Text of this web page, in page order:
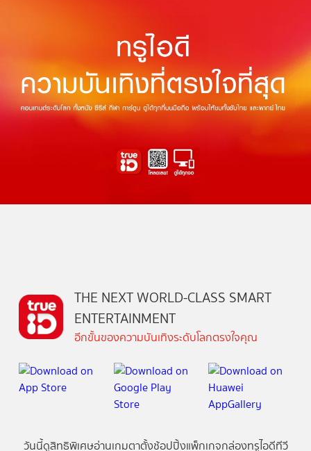
THE NEXT WORLD-CLASS SMART
ENTERTAINMENT
อีกขั้นของความบันเทิงระดับโลกตรงใจคุณ
วันนี้ดูสิทธิพิเศษอ่านเกมตาตั้งช้อปปิ้งแพ็กเกจกล่องทรูไอดีทีวี